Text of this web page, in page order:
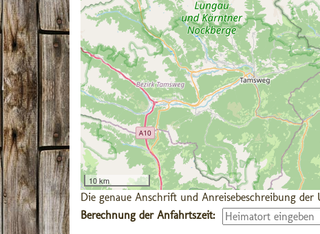
10 km
Die genaue Anschrift und Anreisebeschreibung
Berechnung der Anfahrtszeit: